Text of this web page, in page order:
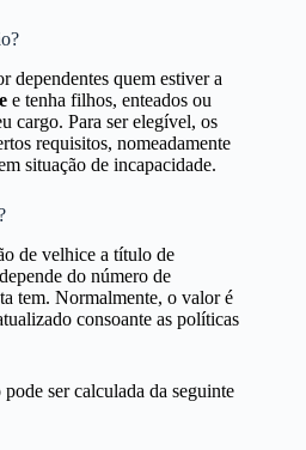
dependentes quem estiver a
e tenha filhos, enteados ou
cargo. Para ser elegível, os
requisitos, nomeadamente
situação de incapacidade.
de velhice a título de
depende do número de
tem. Normalmente, o valor é
consoante as políticas
ser calculada da seguinte